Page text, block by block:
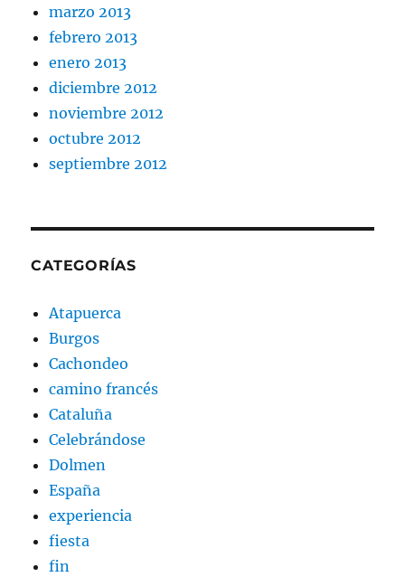
marzo 2013
febrero 2013
enero 2013
diciembre 2012
noviembre 2012
octubre 2012
septiembre 2012
CATEGORÍAS
Atapuerca
Burgos
Cachondeo
camino francés
Cataluña
Celebrándose
Dolmen
España
experiencia
fiesta
fin